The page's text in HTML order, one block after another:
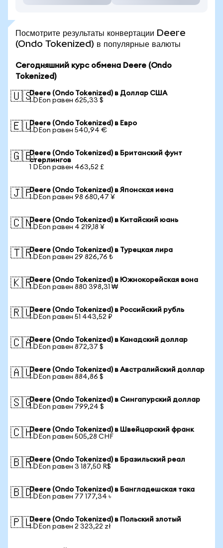
Посмотрите результаты конвертации Deere
(Ondo Tokenized) в популярные валюты
Сегодняшний курс обмена Deere (Ondo
Tokenized)
🇺🇸Deere (Ondo Tokenized) в Доллар США
1 DEon равен 625,33 $
🇪🇺Deere (Ondo Tokenized) в Евро
1 DEon равен 540,94 €
🇬🇧Deere (Ondo Tokenized) в Британский фунт
стерлингов
1 DEon равен 463,52 £
🇯🇵Deere (Ondo Tokenized) в Японская иена
1 DEon равен 98 680,47 ¥
🇨🇳Deere (Ondo Tokenized) в Китайский юань
1 DEon равен 4 219,18 ¥
🇹🇷Deere (Ondo Tokenized) в Турецкая лира
1 DEon равен 29 826,76 ₺
🇰🇷Deere (Ondo Tokenized) в Южнокорейская вона
1 DEon равен 880 398,31 ₩
🇷🇺Deere (Ondo Tokenized) в Российский рубль
1 DEon равен 51 443,52 ₽
🇨🇦Deere (Ondo Tokenized) в Канадский доллар
1 DEon равен 872,37 $
🇦🇺Deere (Ondo Tokenized) в Австралийский доллар
1 DEon равен 884,86 $
🇸🇬Deere (Ondo Tokenized) в Сингапурский доллар
1 DEon равен 799,24 $
🇨🇭Deere (Ondo Tokenized) в Швейцарский франк
1 DEon равен 505,28 CHF
🇧🇷Deere (Ondo Tokenized) в Бразильский реал
1 DEon равен 3 187,50 R$
🇧🇩Deere (Ondo Tokenized) в Бангладешская така
1 DEon равен 77 177,34 ৳
🇵🇱Deere (Ondo Tokenized) в Польский злотый
1 DEon равен 2 323,22 zł